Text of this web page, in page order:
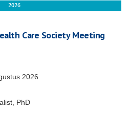
2026
Care Society Meeting
2026
PhD